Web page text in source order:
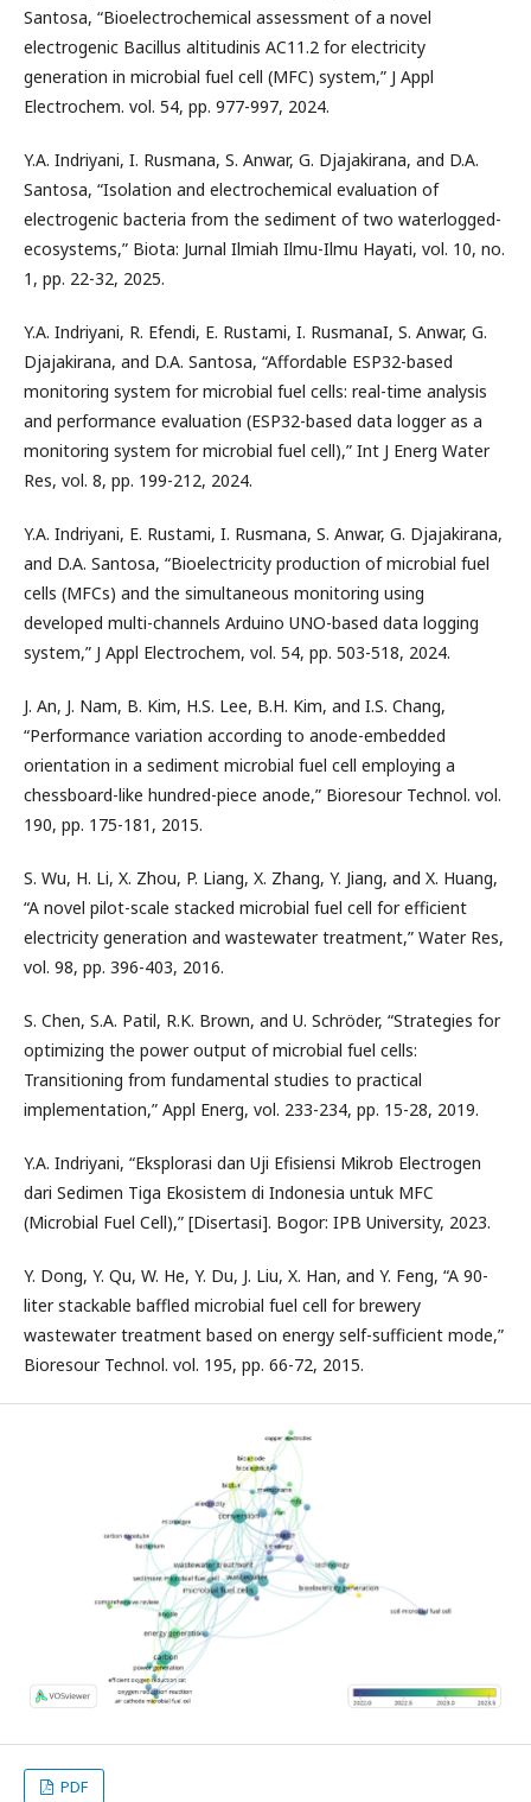
Santosa, “Bioelectrochemical assessment of a novel
electrogenic Bacillus altitudinis AC11.2 for electricity
generation in microbial fuel cell (MFC) system,” J Appl
Electrochem. vol. 54, pp. 977-997, 2024.
Y.A. Indriyani, I. Rusmana, S. Anwar, G. Djajakirana, and D.A.
Santosa, “Isolation and electrochemical evaluation of
electrogenic bacteria from the sediment of two waterlogged-
ecosystems,” Biota: Jurnal Ilmiah Ilmu-Ilmu Hayati, vol. 10, no.
1, pp. 22-32, 2025.
Y.A. Indriyani, R. Efendi, E. Rustami, I. RusmanaI, S. Anwar, G.
Djajakirana, and D.A. Santosa, “Affordable ESP32-based
monitoring system for microbial fuel cells: real-time analysis
and performance evaluation (ESP32-based data logger as a
monitoring system for microbial fuel cell),” Int J Energ Water
Res, vol. 8, pp. 199-212, 2024.
Y.A. Indriyani, E. Rustami, I. Rusmana, S. Anwar, G. Djajakirana,
and D.A. Santosa, “Bioelectricity production of microbial fuel
cells (MFCs) and the simultaneous monitoring using
developed multi-channels Arduino UNO-based data logging
system,” J Appl Electrochem, vol. 54, pp. 503-518, 2024.
J. An, J. Nam, B. Kim, H.S. Lee, B.H. Kim, and I.S. Chang,
“Performance variation according to anode-embedded
orientation in a sediment microbial fuel cell employing a
chessboard-like hundred-piece anode,” Bioresour Technol. vol.
190, pp. 175-181, 2015.
S. Wu, H. Li, X. Zhou, P. Liang, X. Zhang, Y. Jiang, and X. Huang,
“A novel pilot-scale stacked microbial fuel cell for efficient
electricity generation and wastewater treatment,” Water Res,
vol. 98, pp. 396-403, 2016.
S. Chen, S.A. Patil, R.K. Brown, and U. Schröder, “Strategies for
optimizing the power output of microbial fuel cells:
Transitioning from fundamental studies to practical
implementation,” Appl Energ, vol. 233-234, pp. 15-28, 2019.
Y.A. Indriyani, “Eksplorasi dan Uji Efisiensi Mikrob Electrogen
dari Sedimen Tiga Ekosistem di Indonesia untuk MFC
(Microbial Fuel Cell),” [Disertasi]. Bogor: IPB University, 2023.
Y. Dong, Y. Qu, W. He, Y. Du, J. Liu, X. Han, and Y. Feng, “A 90-
liter stackable baffled microbial fuel cell for brewery
wastewater treatment based on energy self-sufficient mode,”
Bioresour Technol. vol. 195, pp. 66-72, 2015.
PDF